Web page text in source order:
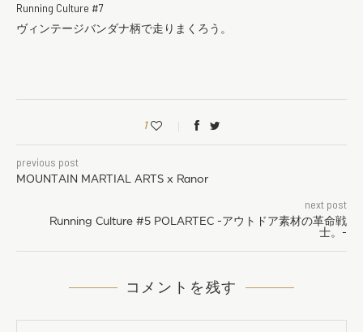
Running Culture #7
ヴィンテージバンダナ柄で走りまくろう。
1
previous post
MOUNTAIN MARTIAL ARTS x Ranor
next post
Running Culture #5 POLARTEC -アウトドア素材の革命戦
士。-
コメントを残す